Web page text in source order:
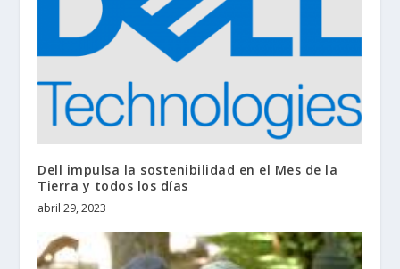
Dell impulsa la sostenibilidad en el Mes de la
Tierra y todos los días
abril 29, 2023